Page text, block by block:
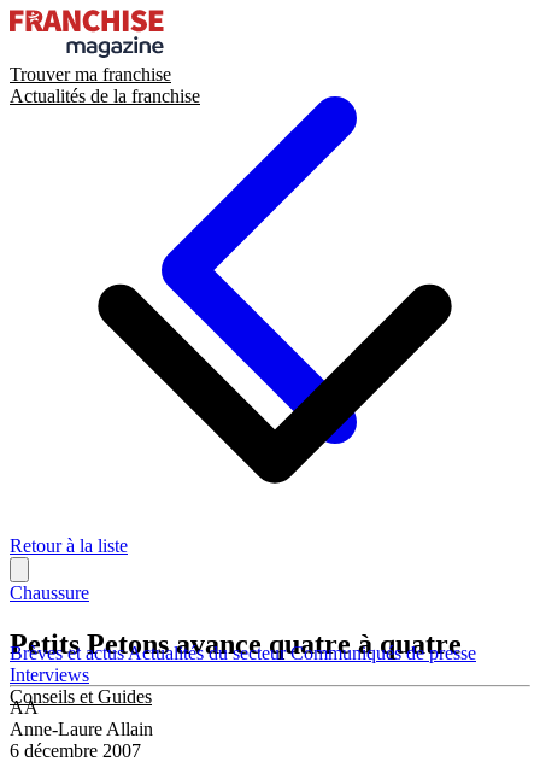
Trouver ma franchise
Actualités de la franchise
Brèves et actusActualités du secteurCommuniqués de presse
Interviews
Conseils et Guides
Retour à la liste
Chaussure
Petits Petons avance quatre à quatre
AA
Anne-Laure Allain
6 décembre 2007